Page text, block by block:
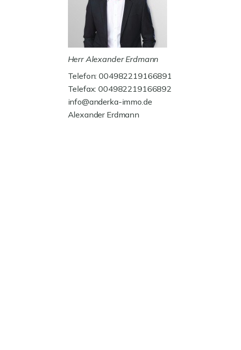
Herr Alexander Erdmann
Telefon: 004982219166891
Telefax: 004982219166892
info@anderka-immo.de
Alexander Erdmann